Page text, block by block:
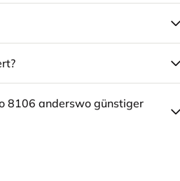
8106 anderswo günstiger